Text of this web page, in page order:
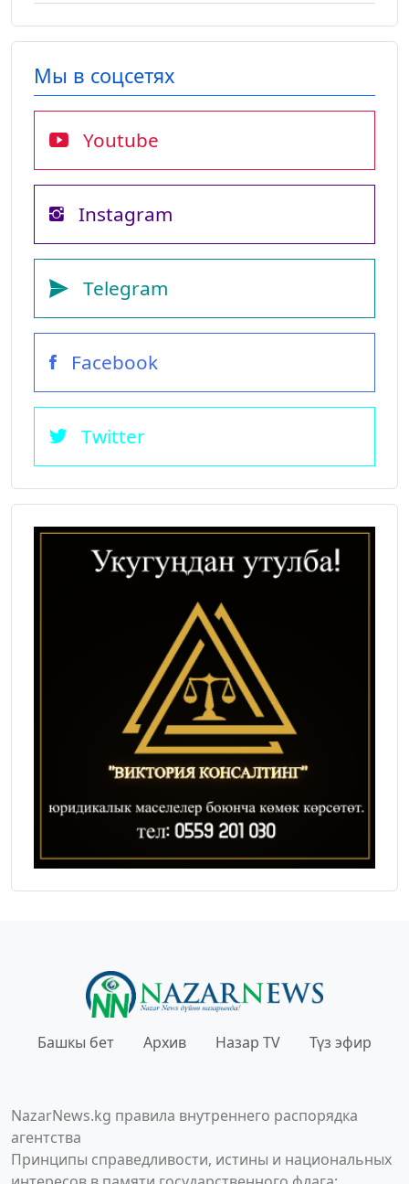
Мы в соцсетях
Youtube
Instagram
Telegram
Facebook
Twitter
Башкы бет Архив Назар TV Түз эфир
NazarNews.kg правила внутреннего распорядка
агентства
Принципы справедливости, истины и национальных